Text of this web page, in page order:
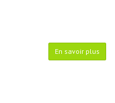
En savoir plus